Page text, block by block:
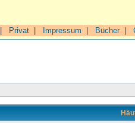
Privat Impressum Bücher|